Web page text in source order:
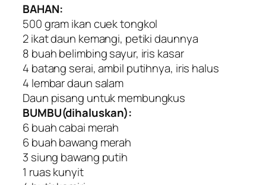
BAHAN:
500 gram ikan cuek tongkol
2 ikat daun kemangi, petiki daunnya
8 buah belimbing sayur, iris kasar
4 batang serai, ambil putihnya, iris halus
4 lembar daun salam
Daun pisang untuk membungkus
BUMBU(dihaluskan):
6 buah cabai merah
6 buah bawang merah
3 siung bawang putih
1 ruas kunyit